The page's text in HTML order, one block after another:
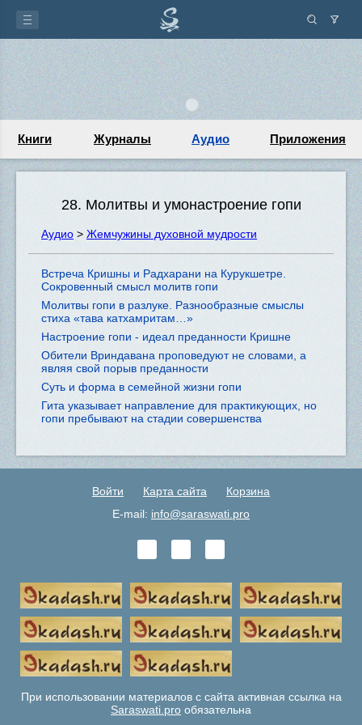
Книги Журналы Аудио Приложения
28. Молитвы и умонастроение гопи
Аудио > Жемчужины духовной мудрости
Встреча Кришны и Радхарани на Курукшетре.
Сокровенный смысл молитв гопи
Молитвы гопи в разлуке. Разнообразные смыслы
стиха «тава катхамритам…»
Настроение гопи - идеал преданности Кришне
Обители Вриндавана проповедуют не словами, а
являя свой порыв преданности
Суть и форма в семейной жизни гопи
Гита указывает направление для практикующих, но
гопи пребывают на стадии совершенства
Войти Карта сайта
Корзина
E-mail: info@saraswati.pro
При использовании материалов с сайта активная ссылка на
Saraswati.pro обязательна